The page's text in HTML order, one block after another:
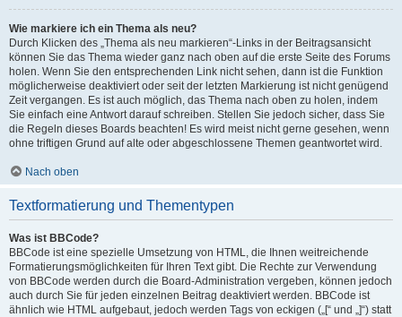
Wie markiere ich ein Thema als neu?
Durch Klicken des „Thema als neu markieren“-Links in der Beitragsansicht
können Sie das Thema wieder ganz nach oben auf die erste Seite des Forums
holen. Wenn Sie den entsprechenden Link nicht sehen, dann ist die Funktion
möglicherweise deaktiviert oder seit der letzten Markierung ist nicht genügend
Zeit vergangen. Es ist auch möglich, das Thema nach oben zu holen, indem
Sie einfach eine Antwort darauf schreiben. Stellen Sie jedoch sicher, dass Sie
die Regeln dieses Boards beachten! Es wird meist nicht gerne gesehen, wenn
ohne triftigen Grund auf alte oder abgeschlossene Themen geantwortet wird.
Nach oben
Textformatierung und Thementypen
Was ist BBCode?
BBCode ist eine spezielle Umsetzung von HTML, die Ihnen weitreichende
Formatierungsmöglichkeiten für Ihren Text gibt. Die Rechte zur Verwendung
von BBCode werden durch die Board-Administration vergeben, können jedoch
auch durch Sie für jeden einzelnen Beitrag deaktiviert werden. BBCode ist
ähnlich wie HTML aufgebaut, jedoch werden Tags von eckigen („[“ und „]“) statt